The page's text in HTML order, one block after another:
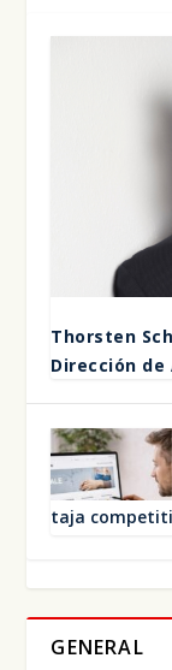
Thors­ten
Direc­ción de
ta­ja
GENERAL